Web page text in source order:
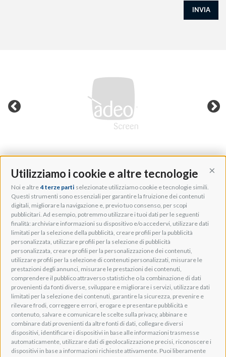
Utilizziamo i cookie e altre tecnologie
Noi e altre 4 terze parti selezionate utilizziamo cookie e tecnologie simili.
Questi strumenti sono essenziali per garantire la fruizione dei contenuti
digitali, migliorare la navigazione e, previo tuo consenso, per scopi
pubblicitari. Ad esempio, potremmo utilizzare i tuoi dati per le seguenti
finalità: archiviare informazioni su dispositivo e/o accedervi, utilizzare dati
limitati per la selezione della pubblicità, creare profili per la pubblicità
personalizzata, utilizzare profili per la selezione di pubblicità
personalizzata, creare profili per la personalizzazione dei contenuti,
utilizzare profili per la selezione di contenuti personalizzati, misurare le
prestazioni degli annunci, misurare le prestazioni dei contenuti,
comprendere il pubblico attraverso statistiche o la combinazione di dati
provenienti da fonti diverse, sviluppare e migliorare i servizi, utilizzare dati
limitati per la selezione dei contenuti, garantire la sicurezza, prevenire e
rilevare frodi, correggere errori, erogare e presentare pubblicità e
contenuto, salvare e comunicare le scelte sulla privacy, abbinare e
combinare dati provenienti da altre fonti di dati, collegare diversi
dispositivi, identificare i dispositivi in base alle informazioni trasmesse
automaticamente, utilizzare dati di geolocalizzazione precisi, riconoscere i
dispositivi in base a informazioni richieste attivamente. Puoi liberamente
INVIA
Adeo Group S.r.l.
Via della Zarga, 50
Lavis, 38015 TN, Italy
Tel: +39 0461 248211
P.IVA: IT01262500224
PEC: pec@pec.adeogroup.it
SDI: T04ZHR3
info@adeogroup.it
Adeo ProAV
Adeo HomeAV
Adeo Screen
Screen Research
Adeum Cinema Suite